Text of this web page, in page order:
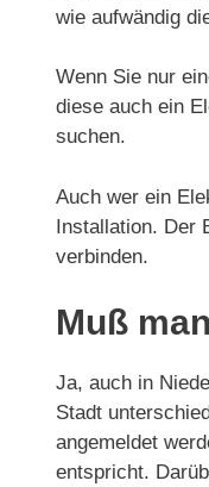
wie aufwändig
Wenn Sie nur
diese auch ein
suchen.
Auch wer ein
Installation. Der
verbinden.
Muß
Ja, auch in
Stadt
angemeldet
entspricht.